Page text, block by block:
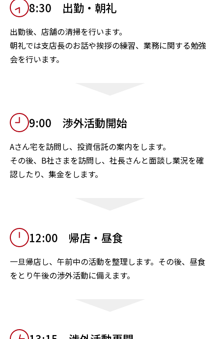
8:30 出勤・朝礼
出勤後、店舗の清掃を行います。
朝礼では支店長のお話や挨拶の練習、業務に関する勉強
会を行います。
9:00 渉外活動開始
Aさん宅を訪問し、投資信託の案内をします。
その後、B社さまを訪問し、社長さんと面談し業況を確
認したり、集金をします。
12:00 帰店・昼食
一旦帰店し、午前中の活動を整理します。その後、昼食
をとり午後の渉外活動に備えます。